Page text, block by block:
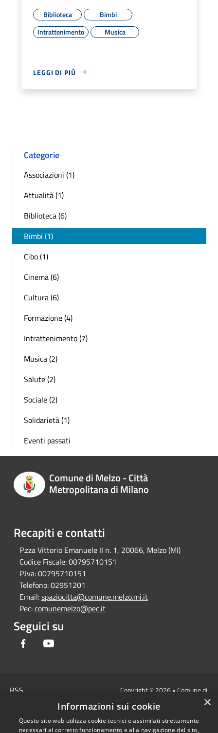
Biblioteca
Bimbi
Intrattenimento
Musica
LEGGI DI PIÙ
Categorie
Associazioni (1)
Attualità (1)
Biblioteca (6)
Bimbi (1)
Cibo (1)
Cinema (6)
Cultura (6)
Formazione (4)
Intrattenimento (7)
Musica (2)
Salute (2)
Sociale (2)
Solidarietà (1)
Eventi passati
Comune di Melzo - Città
Metropolitana di Milano
Recapiti e contatti
P.zza Vittorio Emanuele II n. 1, 20066, Melzo (MI)
Codice Fiscale:00795710151
P.Iva:00795710151
Telefono:02951201
Email:spaziocitta@comune.melzo.mi.it
Pec:comunemelzo@pec.it
Seguici su
Facebook
RSS
Cookie
Copyright © 2026 • Comune di
Melzo - Città Metropolitana di
Municipium•Accesso
×
Informazioni sui cookie
Questo sito web utilizza cookie tecnici e assimilati strettamente
necessari al corretto funzionamento e alla navigazione del sito,